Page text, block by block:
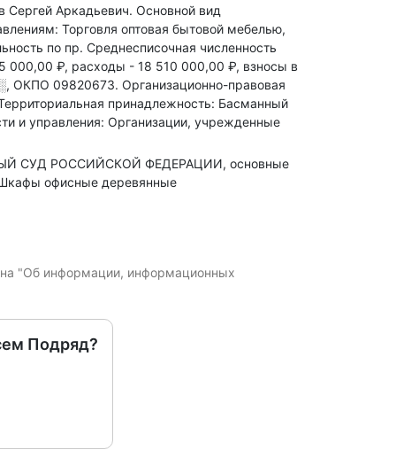
Сергей Аркадьевич. Основной вид
Торговля оптовая бытовой мебелью,
по пр. Среднесписочная численность
000,00 ₽, расходы - 18 510 000,00 ₽, взносы в
, ОКПО 09820673. Организационно-правовая
принадлежность: Басманный
и управления: Организации, учрежденные
СУД РОССИЙСКОЙ ФЕДЕРАЦИИ, основные
офисные деревянные
"Об информации, информационных
Подряд?